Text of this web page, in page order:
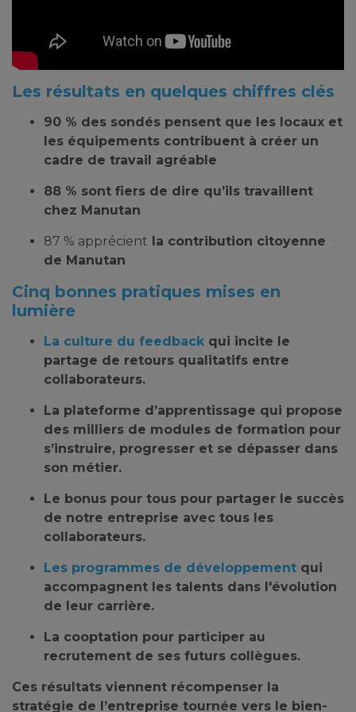
Les résultats en quelques chiffres clés
90 % des sondés pensent que les locaux et
les équipements contribuent à créer un
cadre de travail agréable
88 % sont fiers de dire qu’ils travaillent
chez Manutan
87 % apprécient la contribution citoyenne
de Manutan
Cinq bonnes pratiques mises en
lumière
La culture du feedback qui incite le
partage de retours qualitatifs entre
collaborateurs.
La plateforme d’apprentissage qui propose
des milliers de modules de formation pour
s’instruire, progresser et se dépasser dans
son métier.
Le bonus pour tous pour partager le succès
de notre entreprise avec tous les
collaborateurs.
Les programmes de développement qui
accompagnent les talents dans l'évolution
de leur carrière.
La cooptation pour participer au
recrutement de ses futurs collègues.
Ces résultats viennent récompenser la
stratégie de l’entreprise tournée vers le bien-